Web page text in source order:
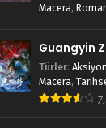
Macera,
Guangyin
Türler: Aksiyon
Macera,